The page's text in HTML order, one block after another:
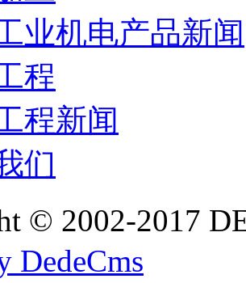
业机电产品新闻
程
程新闻
们
© 2002-2017
DedeCms